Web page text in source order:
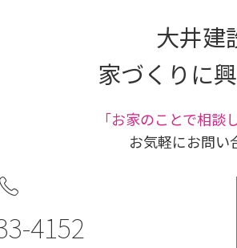
大井建
家づくりに
｢お家のことで相談
お気軽にお問い
4152